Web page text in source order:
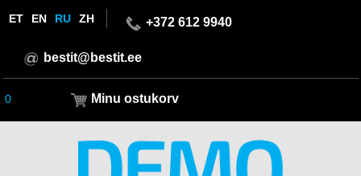
ET EN RU ZH +372 612 9940
bestit@bestit.ee
0 Minu ostukorv